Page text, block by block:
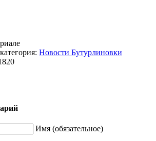
Новости Бутурлиновки
Имя (обязательное)